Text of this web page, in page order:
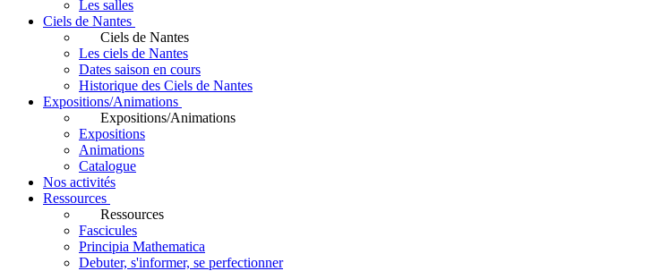
Les salles
Ciels de Nantes
Ciels de Nantes
Les ciels de Nantes
Dates saison en cours
Historique des Ciels de Nantes
Expositions/Animations
Expositions/Animations
Expositions
Animations
Catalogue
Nos activités
Ressources
Ressources
Fascicules
Principia Mathematica
Debuter, s'informer, se perfectionner